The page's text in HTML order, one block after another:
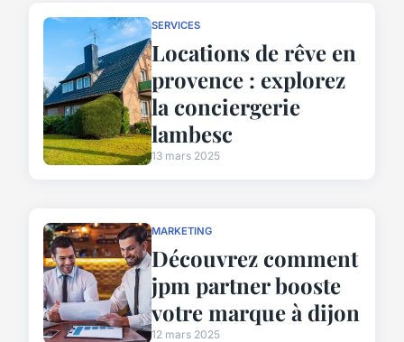
SERVICES
Locations de rêve en
provence : explorez
la conciergerie
lambesc
13 mars 2025
MARKETING
Découvrez comment
jpm partner booste
votre marque à dijon
12 mars 2025